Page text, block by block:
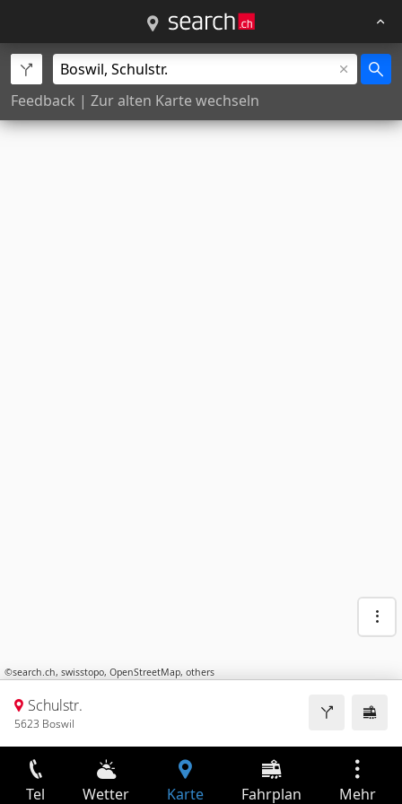
Feedback | Zur alten Karte wechseln
©search.ch, swisstopo, OpenStreetMap, others
Schulstr.
5623 Boswil
Tel Wetter Karte Fahrplan Mehr